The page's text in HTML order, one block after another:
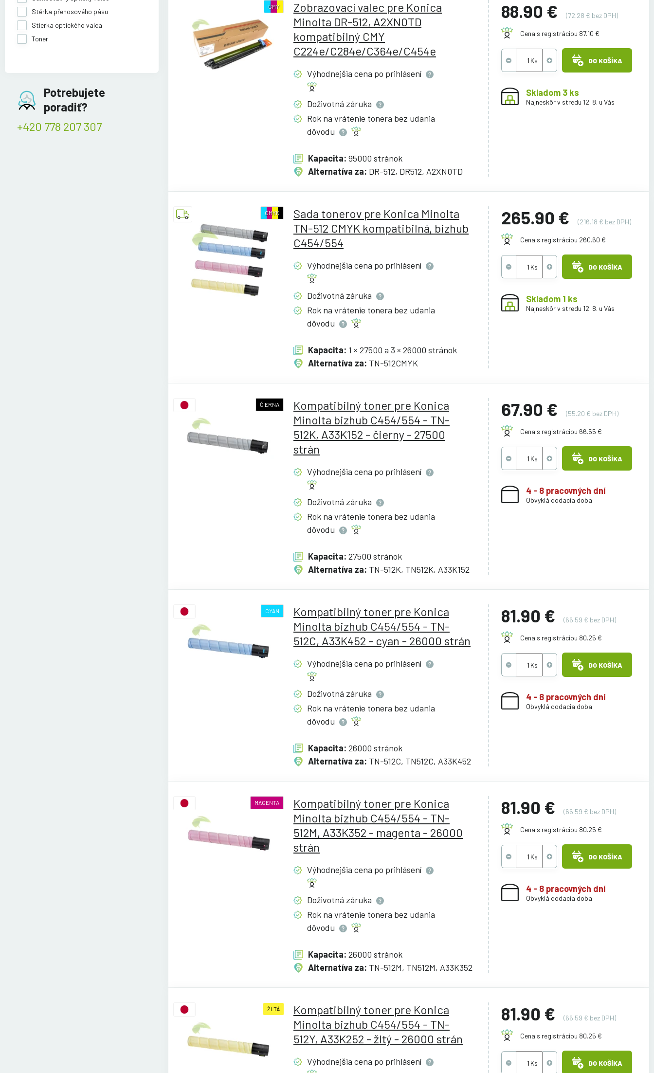
Stěrka přenosového pásu
Stierka optického valca
Toner
Potrebujete
poradiť?
+420 778 207 307
CMY
Zobrazovací valec pre Konica
Minolta DR-512, A2XN0TD
kompatibilný CMY
C224e/C284e/C364e/C454e
Výhodnejšia cena po prihlásení
Doživotná záruka
Rok na vrátenie tonera bez udania
dôvodu
Kapacita: 95000 stránok
Alternatíva za: DR-512, DR512, A2XN0TD
88.90 € (72.28 € bez DPH)
Cena s registráciou 87.10 €
DO KOŠÍKA
Skladom 3 ks
Najneskôr v stredu 12. 8. u Vás
CMYK
Sada tonerov pre Konica Minolta
TN-512 CMYK kompatibilná, bizhub
C454/554
Výhodnejšia cena po prihlásení
Doživotná záruka
Rok na vrátenie tonera bez udania
dôvodu
Kapacita: 1 × 27500 a 3 × 26000 stránok
Alternatíva za: TN-512CMYK
265.90 € (216.18 € bez DPH)
Cena s registráciou 260.60 €
DO KOŠÍKA
Skladom 1 ks
Najneskôr v stredu 12. 8. u Vás
ČIERNA
Kompatibilný toner pre Konica
Minolta bizhub C454/554 - TN-
512K, A33K152 - čierny - 27500
strán
Výhodnejšia cena po prihlásení
Doživotná záruka
Rok na vrátenie tonera bez udania
dôvodu
Kapacita: 27500 stránok
Alternatíva za: TN-512K, TN512K, A33K152
67.90 € (55.20 € bez DPH)
Cena s registráciou 66.55 €
DO KOŠÍKA
4 - 8 pracovných dní
Obvyklá dodacia doba
CYAN
Kompatibilný toner pre Konica
Minolta bizhub C454/554 - TN-
512C, A33K452 - cyan - 26000 strán
Výhodnejšia cena po prihlásení
Doživotná záruka
Rok na vrátenie tonera bez udania
dôvodu
Kapacita: 26000 stránok
Alternatíva za: TN-512C, TN512C, A33K452
81.90 € (66.59 € bez DPH)
Cena s registráciou 80.25 €
DO KOŠÍKA
4 - 8 pracovných dní
Obvyklá dodacia doba
MAGENTA
Kompatibilný toner pre Konica
Minolta bizhub C454/554 - TN-
512M, A33K352 - magenta - 26000
strán
Výhodnejšia cena po prihlásení
Doživotná záruka
Rok na vrátenie tonera bez udania
dôvodu
Kapacita: 26000 stránok
Alternatíva za: TN-512M, TN512M, A33K352
81.90 € (66.59 € bez DPH)
Cena s registráciou 80.25 €
DO KOŠÍKA
4 - 8 pracovných dní
Obvyklá dodacia doba
ŽLTÁ
Kompatibilný toner pre Konica
Minolta bizhub C454/554 - TN-
512Y, A33K252 - žltý - 26000 strán
Výhodnejšia cena po prihlásení
81.90 € (66.59 € bez DPH)
Cena s registráciou 80.25 €
DO KOŠÍKA